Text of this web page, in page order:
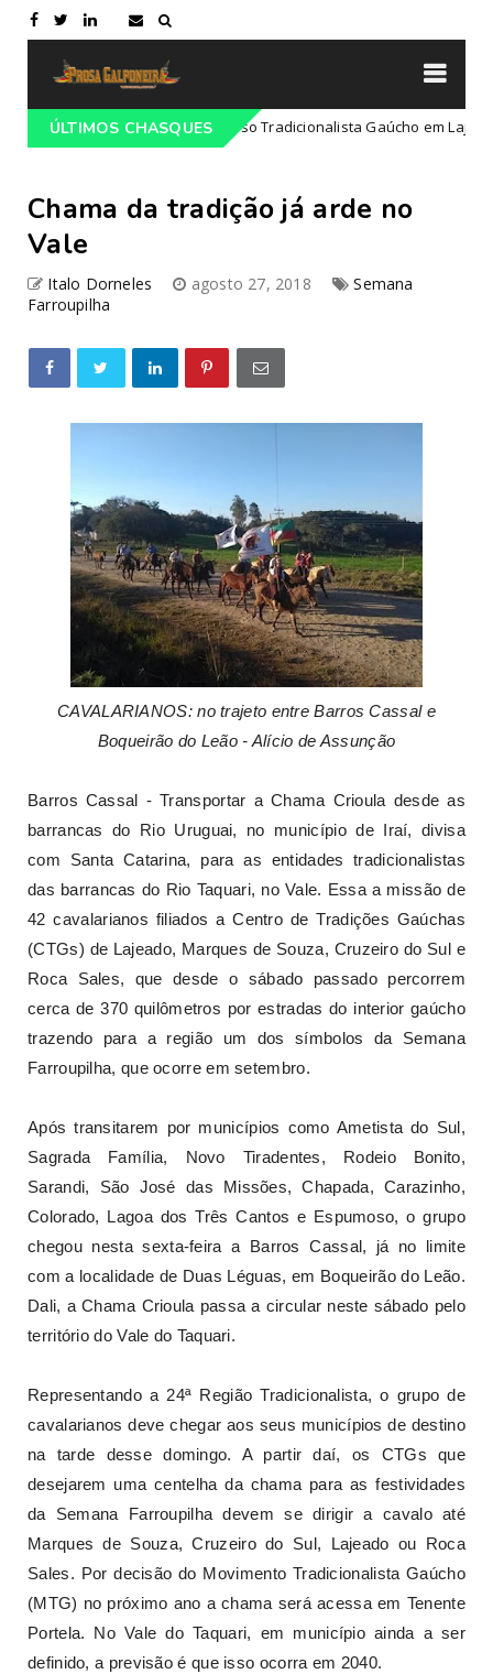
ÚLTIMOS CHASQUES
do 68º Congresso Tradicionalista Gaúcho em Lajeado-RS
Chama da tradição já arde no
Vale
Italo Dorneles agosto 27, 2018
Semana
Farroupilha
CAVALARIANOS: no trajeto entre Barros Cassal e
Boqueirão do Leão - Alício de Assunção
Barros Cassal - Transportar a Chama Crioula desde as
barrancas do Rio Uruguai, no município de Iraí, divisa
com Santa Catarina, para as entidades tradicionalistas
das barrancas do Rio Taquari, no Vale. Essa a missão de
42 cavalarianos filiados a Centro de Tradições Gaúchas
(CTGs) de Lajeado, Marques de Souza, Cruzeiro do Sul e
Roca Sales, que desde o sábado passado percorrem
cerca de 370 quilômetros por estradas do interior gaúcho
trazendo para a região um dos símbolos da Semana
Farroupilha, que ocorre em setembro.
Após transitarem por municípios como Ametista do Sul,
Sagrada Família, Novo Tiradentes, Rodeio Bonito,
Sarandi, São José das Missões, Chapada, Carazinho,
Colorado, Lagoa dos Três Cantos e Espumoso, o grupo
chegou nesta sexta-feira a Barros Cassal, já no limite
com a localidade de Duas Léguas, em Boqueirão do Leão.
Dali, a Chama Crioula passa a circular neste sábado pelo
território do Vale do Taquari.
Representando a 24ª Região Tradicionalista, o grupo de
cavalarianos deve chegar aos seus municípios de destino
na tarde desse domingo. A partir daí, os CTGs que
desejarem uma centelha da chama para as festividades
da Semana Farroupilha devem se dirigir a cavalo até
Marques de Souza, Cruzeiro do Sul, Lajeado ou Roca
Sales. Por decisão do Movimento Tradicionalista Gaúcho
(MTG) no próximo ano a chama será acessa em Tenente
Portela. No Vale do Taquari, em município ainda a ser
definido, a previsão é que isso ocorra em 2040.